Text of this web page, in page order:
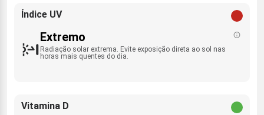
Índice UV
Extremo
Radiação solar extrema. Evite exposição direta ao sol nas
horas mais quentes do dia.
Vitamina D